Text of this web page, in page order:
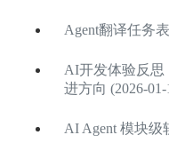
Agent翻译任务
AI开发体验反思
进方向 (2026-01-
AI Agent 模块级